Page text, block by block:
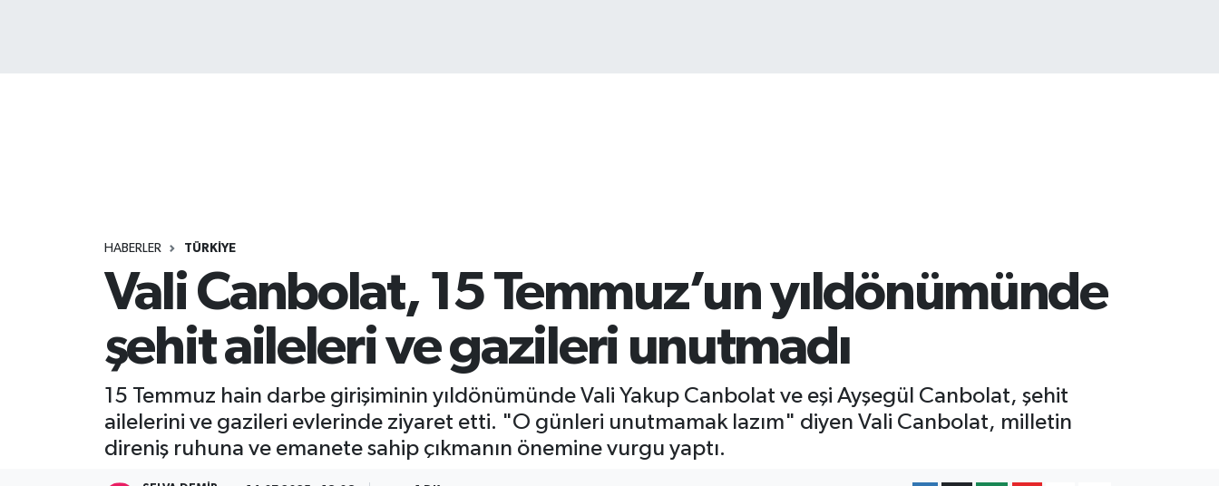
HABERLER TÜRKİYE
Vali Canbolat, 15 Temmuz’un yıldönümünde
şehit aileleri ve gazileri unutmadı
15 Temmuz hain darbe girişiminin yıldönümünde Vali Yakup Canbolat ve eşi Ayşegül Canbolat, şehit
ailelerini ve gazileri evlerinde ziyaret etti. "O günleri unutmamak lazım" diyen Vali Canbolat, milletin
direniş ruhuna ve emanete sahip çıkmanın önemine vurgu yaptı.